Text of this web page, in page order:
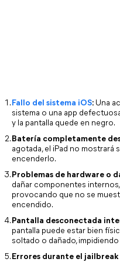
Fallo del sistema iOS: Una
sistema o una app
y la pantalla quede en negro.
Batería completamente
agotada, el iPad no mostrará
encenderlo.
Problemas de hardware o
dañar componentes
provocando que no se
encendido.
Pantalla desconectada
pantalla puede estar bien
soltado o dañado,
Errores durante el